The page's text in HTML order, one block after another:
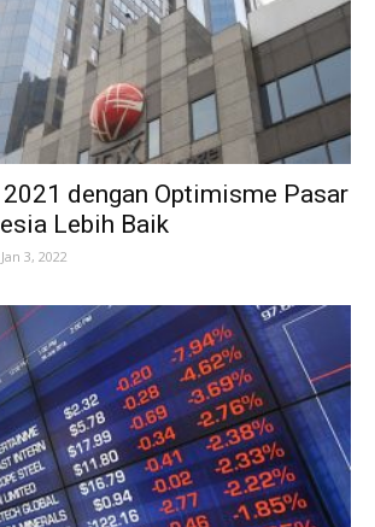
dengan Optimisme Pasar
Lebih Baik
Jan 3, 2022